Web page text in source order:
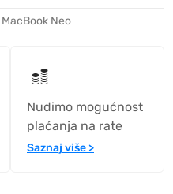
MacBook Neo
Nudimo mogućnost
plaćanja na rate
Saznaj više >